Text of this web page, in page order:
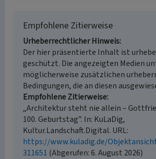
Empfohlene Zitierweise
Urheberrechtlicher Hinweis
Der hier präsentierte Inhalt ist
geschützt. Die angezeigten Medien
möglicherweise zusätzlichen
Bedingungen, die an diesen
Empfohlene Zitierweise
„Architektur steht nie allein –
100. Geburtstag”. In: KuLaDig,
Kultur.Landschaft.Digital. URL:
https://www.kuladig.de/
311651 (Abgerufen: 6. August 2026)